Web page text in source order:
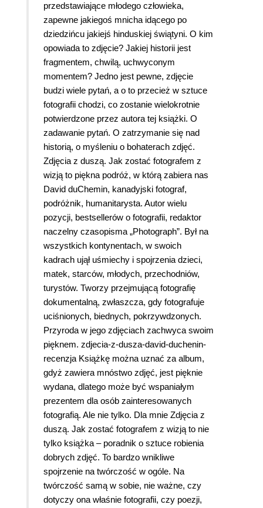
przedstawiające młodego człowieka,
zapewne jakiegoś mnicha idącego po
dziedzińcu jakiejś hinduskiej świątyni. O kim
opowiada to zdjęcie? Jakiej historii jest
fragmentem, chwilą, uchwyconym
momentem? Jedno jest pewne, zdjęcie
budzi wiele pytań, a o to przecież w sztuce
fotografii chodzi, co zostanie wielokrotnie
potwierdzone przez autora tej książki. O
zadawanie pytań. O zatrzymanie się nad
historią, o myśleniu o bohaterach zdjęć.
Zdjęcia z duszą. Jak zostać fotografem z
wizją to piękna podróż, w którą zabiera nas
David duChemin, kanadyjski fotograf,
podróżnik, humanitarysta. Autor wielu
pozycji, bestsellerów o fotografii, redaktor
naczelny czasopisma „Photograph”. Był na
wszystkich kontynentach, w swoich
kadrach ujął uśmiechy i spojrzenia dzieci,
matek, starców, młodych, przechodniów,
turystów. Tworzy przejmującą fotografię
dokumentalną, zwłaszcza, gdy fotografuje
uciśnionych, biednych, pokrzywdzonych.
Przyroda w jego zdjęciach zachwyca swoim
pięknem. zdjecia-z-dusza-david-duchenin-
recenzja Książkę można uznać za album,
gdyż zawiera mnóstwo zdjęć, jest pięknie
wydana, dlatego może być wspaniałym
prezentem dla osób zainteresowanych
fotografią. Ale nie tylko. Dla mnie Zdjęcia z
duszą. Jak zostać fotografem z wizją to nie
tylko książka – poradnik o sztuce robienia
dobrych zdjęć. To bardzo wnikliwe
spojrzenie na twórczość w ogóle. Na
twórczość samą w sobie, nie ważne, czy
dotyczy ona właśnie fotografii, czy poezji,